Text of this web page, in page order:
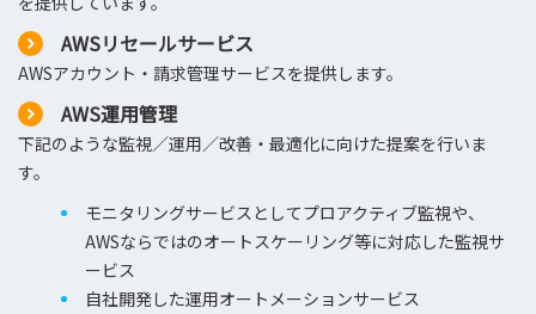
AWSリセールサービス
AWSアカウント・請求管理サービスを提供します。
AWS運用管理
下記のような監視／運用／改善・最適化に向けた提案を行いま
す。
モニタリングサービスとしてプロアクティブ監視や、
AWSならではのオートスケーリング等に対応した監視サ
ービス
自社開発した運用オートメーションサービス